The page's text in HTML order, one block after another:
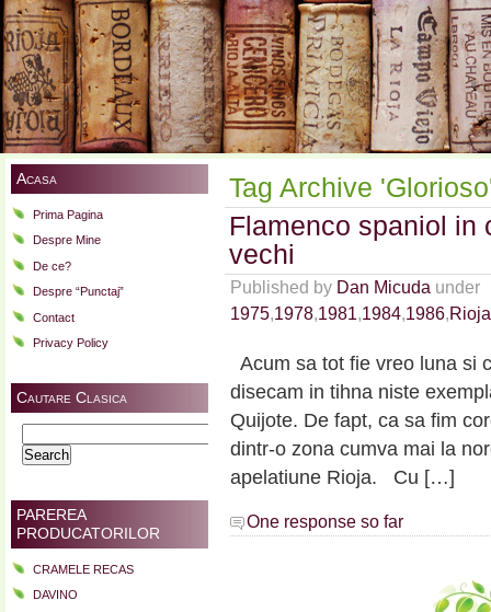
Acasa
Prima Pagina
Despre Mine
De ce?
Despre “Punctaj”
Contact
Privacy Policy
Cautare Clasica
for:
PAREREA
PRODUCATORILOR
CRAMELE RECAS
DAVINO
Tag Archive
Flamenco spaniol
vechi
Published by Dan Micuda under
1975,1978,1981,1984,1986,Rioja
Acum sa tot fie vreo luna si
disecam in tihna niste
Quijote. De fapt, ca sa fim
dintr-o zona cumva mai la
apelatiune Rioja. Cu […]
One response so far